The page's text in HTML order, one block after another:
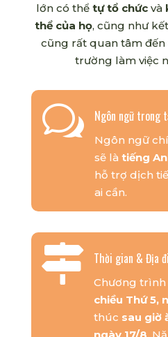
lớn có thểtự tổ chức và
thể của họ, cũng như
cũng rất quan tâm đến
trường làm việc
w Ngôn ngữ trong
Ngôn ngữ
sẽ là tiếng
hỗ trợ dịch
ai cần.
 Thời gian & Địa
Chương trình
chiều Thứ 5,
thúc sau giờ
ngày 17/8 .